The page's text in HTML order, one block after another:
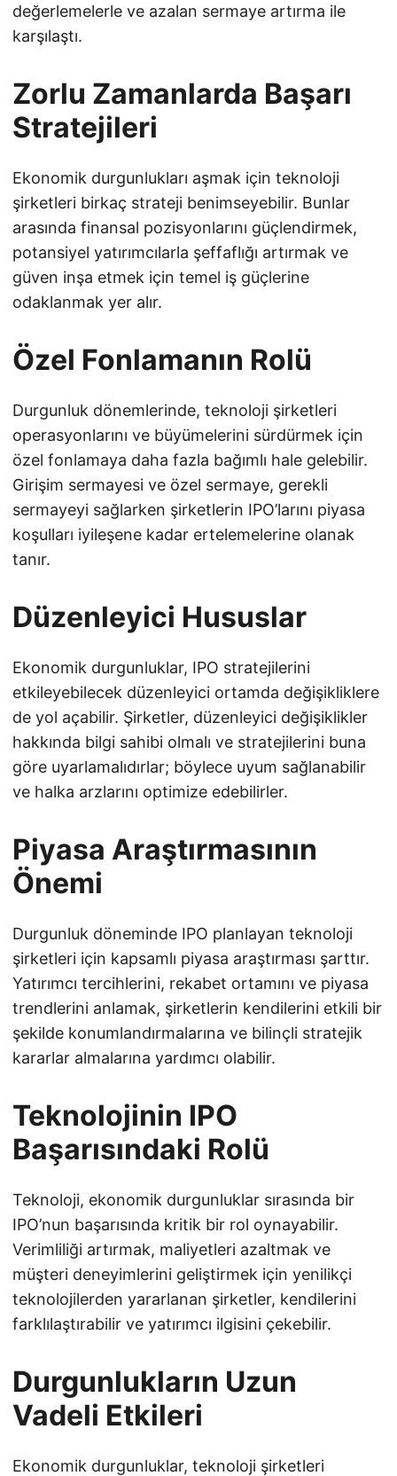
değerlemelerle ve azalan sermaye artırma ile
karşılaştı.
Zorlu Zamanlarda Başarı
Stratejileri
Ekonomik durgunlukları aşmak için teknoloji
şirketleri birkaç strateji benimseyebilir. Bunlar
arasında finansal pozisyonlarını güçlendirmek,
potansiyel yatırımcılarla şeffaflığı artırmak ve
güven inşa etmek için temel iş güçlerine
odaklanmak yer alır.
Özel Fonlamanın Rolü
Durgunluk dönemlerinde, teknoloji şirketleri
operasyonlarını ve büyümelerini sürdürmek için
özel fonlamaya daha fazla bağımlı hale gelebilir.
Girişim sermayesi ve özel sermaye, gerekli
sermayeyi sağlarken şirketlerin IPO’larını piyasa
koşulları iyileşene kadar ertelemelerine olanak
tanır.
Düzenleyici Hususlar
Ekonomik durgunluklar, IPO stratejilerini
etkileyebilecek düzenleyici ortamda değişikliklere
de yol açabilir. Şirketler, düzenleyici değişiklikler
hakkında bilgi sahibi olmalı ve stratejilerini buna
göre uyarlamalıdırlar; böylece uyum sağlanabilir
ve halka arzlarını optimize edebilirler.
Piyasa Araştırmasının
Önemi
Durgunluk döneminde IPO planlayan teknoloji
şirketleri için kapsamlı piyasa araştırması şarttır.
Yatırımcı tercihlerini, rekabet ortamını ve piyasa
trendlerini anlamak, şirketlerin kendilerini etkili bir
şekilde konumlandırmalarına ve bilinçli stratejik
kararlar almalarına yardımcı olabilir.
Teknolojinin IPO
Başarısındaki Rolü
Teknoloji, ekonomik durgunluklar sırasında bir
IPO’nun başarısında kritik bir rol oynayabilir.
Verimliliği artırmak, maliyetleri azaltmak ve
müşteri deneyimlerini geliştirmek için yenilikçi
teknolojilerden yararlanan şirketler, kendilerini
farklılaştırabilir ve yatırımcı ilgisini çekebilir.
Durgunlukların Uzun
Vadeli Etkileri
Ekonomik durgunluklar, teknoloji şirketleri